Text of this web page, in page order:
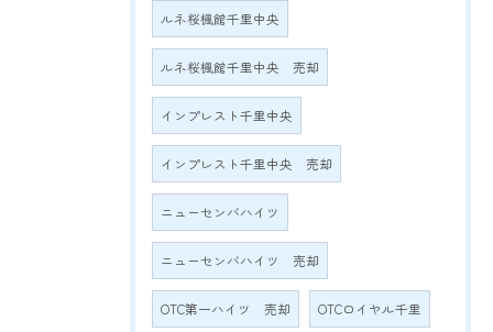
ルネ桜楓館千里中央
ルネ桜楓館千里中央 売却
インプレスト千里中央
インプレスト千里中央 売却
ニューセンバハイツ
ニューセンバハイツ 売却
OTC第一ハイツ 売却 OTCロイヤル千里